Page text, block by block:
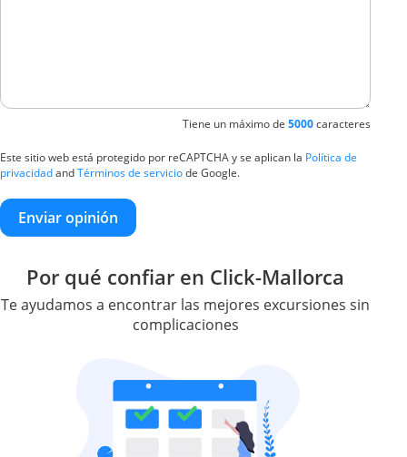
Tiene un máximo de 5000caracteres
Este sitio web está protegido por reCAPTCHA y se aplican la Política de
privacidadandTérminos de serviciode Google.
Enviar opinión
Por qué confiar en Click-Mallorca
Te ayudamos a encontrar las mejores excursiones sin
complicaciones